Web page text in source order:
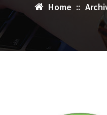
Home ::